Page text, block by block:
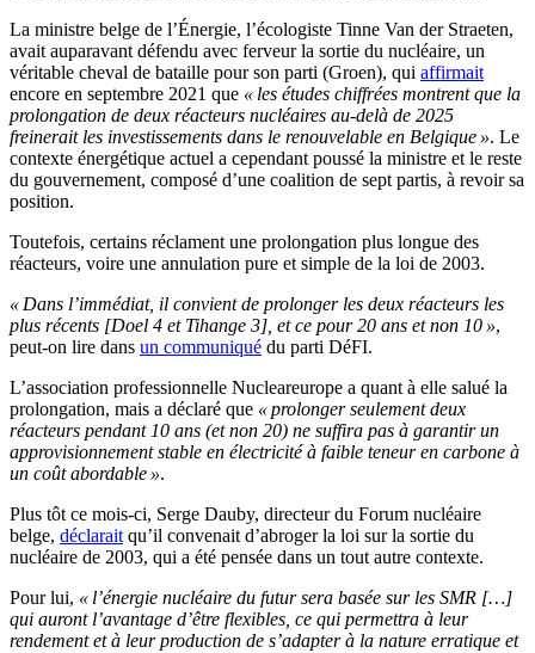
La ministre belge de l’Énergie, l’écologiste Tinne Van der Straeten,
avait auparavant défendu avec ferveur la sortie du nucléaire, un
véritable cheval de bataille pour son parti (Groen), qui affirmait
encore en septembre 2021 que « les études chiffrées montrent que la
prolongation de deux réacteurs nucléaires au-delà de 2025
freinerait les investissements dans le renouvelable en Belgique ». Le
contexte énergétique actuel a cependant poussé la ministre et le reste
du gouvernement, composé d’une coalition de sept partis, à revoir sa
position.
Toutefois, certains réclament une prolongation plus longue des
réacteurs, voire une annulation pure et simple de la loi de 2003.
« Dans l’immédiat, il convient de prolonger les deux réacteurs les
plus récents [Doel 4 et Tihange 3], et ce pour 20 ans et non 10 »,
peut-on lire dans un communiqué du parti DéFI.
L’association professionnelle Nucleareurope a quant à elle salué la
prolongation, mais a déclaré que « prolonger seulement deux
réacteurs pendant 10 ans (et non 20) ne suffira pas à garantir un
approvisionnement stable en électricité à faible teneur en carbone à
un coût abordable ».
Plus tôt ce mois-ci, Serge Dauby, directeur du Forum nucléaire
belge, déclarait qu’il convenait d’abroger la loi sur la sortie du
nucléaire de 2003, qui a été pensée dans un tout autre contexte.
Pour lui, « l’énergie nucléaire du futur sera basée sur les SMR […]
qui auront l’avantage d’être flexibles, ce qui permettra à leur
rendement et à leur production de s’adapter à la nature erratique et